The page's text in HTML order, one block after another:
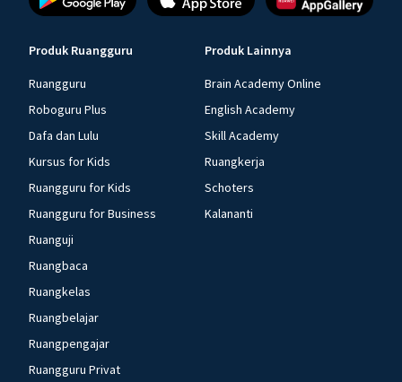
Produk Ruangguru
Ruangguru
Roboguru Plus
Dafa dan Lulu
Kursus for Kids
Ruangguru for Kids
Ruangguru for Business
Ruanguji
Ruangbaca
Ruangkelas
Ruangbelajar
Ruangpengajar
Ruangguru Privat
Produk Lainnya
Brain Academy Online
English Academy
Skill Academy
Ruangkerja
Schoters
Kalananti